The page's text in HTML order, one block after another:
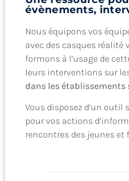
évènements,
Nous équipons vos
avec des casques réalité
formons à l’usage de
leurs interventions sur
dans les établissements
Vous disposez d’un outil
pour vos actions
rencontres des jeunes et